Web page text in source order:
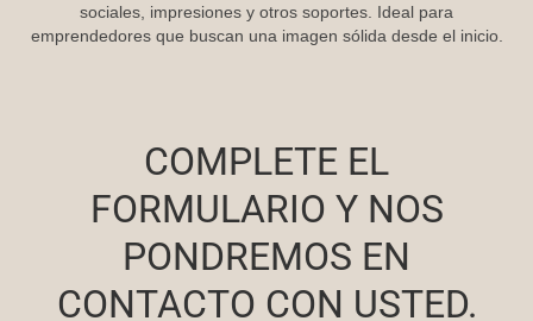
sociales, impresiones y otros soportes. Ideal para
emprendedores que buscan una imagen sólida desde el inicio.
COMPLETE EL
FORMULARIO Y NOS
PONDREMOS EN
CONTACTO CON USTED.